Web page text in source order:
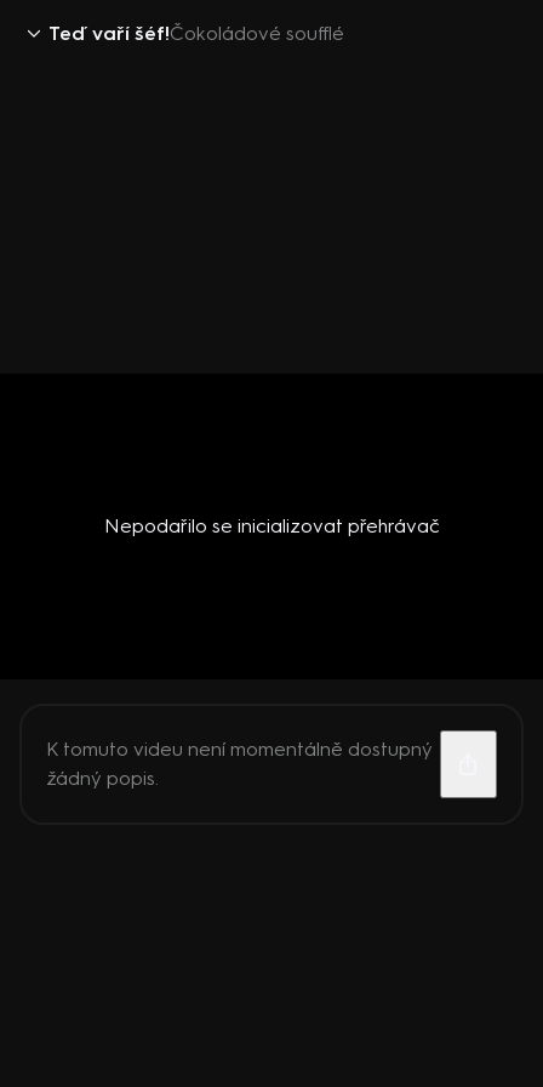
Teď vaří šéf!Čokoládové soufflé
Nepodařilo se inicializovat přehrávač
K tomuto videu není momentálně dostupný
žádný popis.